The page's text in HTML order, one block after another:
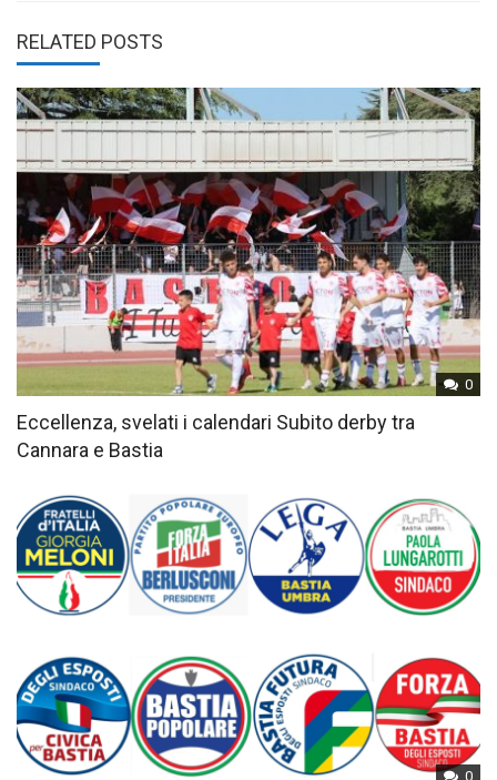
RELATED POSTS
0
Eccellenza, svelati i calendari Subito derby tra
Cannara e Bastia
0